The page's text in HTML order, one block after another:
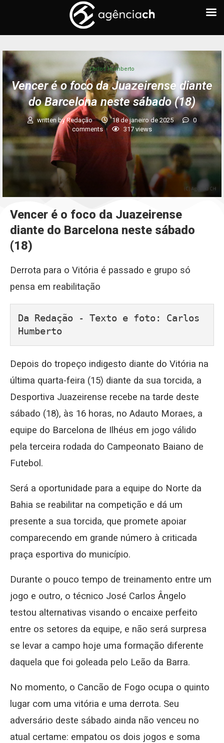
Carlos Humberto
Vencer é o foco da Juazeirense diante
do Barcelona neste sábado (18)
written byRedação 18 de janeiro de 2025
0
comments
317 views
Vencer é o foco da Juazeirense
diante do Barcelona neste sábado
(18)
Derrota para o Vitória é passado e grupo só
pensa em reabilitação
Da Redação - Texto e foto: Carlos
Humberto
Depois do tropeço indigesto diante do Vitória na
última quarta-feira (15) diante da sua torcida, a
Desportiva Juazeirense recebe na tarde deste
sábado (18), às 16 horas, no Adauto Moraes, a
equipe do Barcelona de Ilhéus em jogo válido
pela terceira rodada do Campeonato Baiano de
Futebol.
Será a oportunidade para a equipe do Norte da
Bahia se reabilitar na competição e dá um
presente a sua torcida, que promete apoiar
comparecendo em grande número à criticada
praça esportiva do município.
Durante o pouco tempo de treinamento entre um
jogo e outro, o técnico José Carlos Ângelo
testou alternativas visando o encaixe perfeito
entre os setores da equipe, e não será surpresa
se levar a campo hoje uma formação diferente
daquela que foi goleada pelo Leão da Barra.
No momento, o Cancão de Fogo ocupa o quinto
lugar com uma vitória e uma derrota. Seu
adversário deste sábado ainda não venceu no
atual certame: empatou os dois jogos e soma